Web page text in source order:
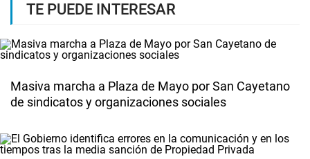
TE PUEDE INTERESAR
Masiva marcha a Plaza de Mayo por San Cayetano
de sindicatos y organizaciones sociales